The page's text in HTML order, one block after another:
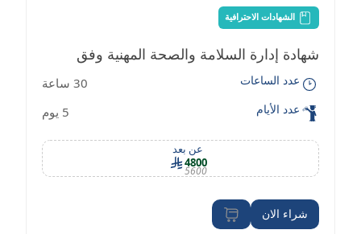
الشهادات الاحترافية
شهادة إدارة السلامة والصحة المهنية وفق
معايير OSHA
عدد الساعات 30 ساعة
عدد الأيام 5 يوم
عن بعد
4800
5600
شراء الان